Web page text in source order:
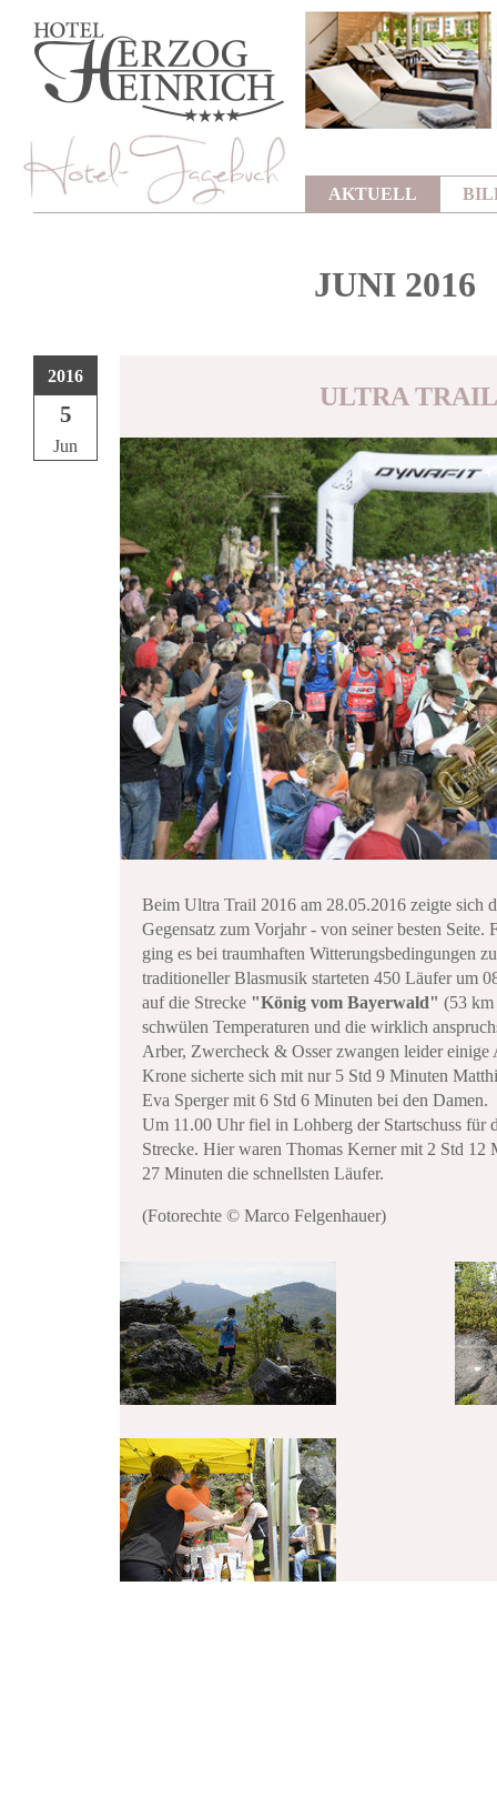
AKTUELL
JUNI 2016
2016
5
Jun
ULTRA TRAIL
Beim Ultra Trail 2016 am 28.05.2016 zeigte sich
Gegensatz zum Vorjahr - von seiner besten Seite.
ging es bei traumhaften Witterungsbedingungen
traditioneller Blasmusik starteten 450 Läufer um
auf die Strecke "König vom Bayerwald" (53
schwülen Temperaturen und die wirklich
Arber, Zwercheck & Osser zwangen leider
Krone sicherte sich mit nur 5 Std 9 Minuten
Eva Sperger mit 6 Std 6 Minuten bei den Damen.
Um 11.00 Uhr fiel in Lohberg der Startschuss für
Strecke. Hier waren Thomas Kerner mit 2 Std 12
27 Minuten die schnellsten Läufer.
(Fotorechte © Marco Felgenhauer)